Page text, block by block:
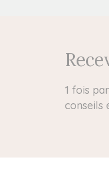
1 fois
conseils